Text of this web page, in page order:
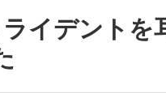
イデントを